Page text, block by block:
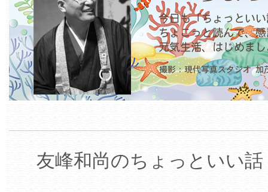
友峰和尚のちょっといい